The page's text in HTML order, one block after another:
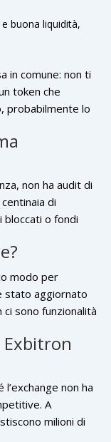
buona liquidità,
in comune: non ti
token che
probabilmente lo
domani.
non ha audit di
di
o fondi
alto rischio da
modo per
stato aggiornato
sono funzionalità
Exbitron
non ha
A
milioni di